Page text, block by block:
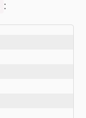
: